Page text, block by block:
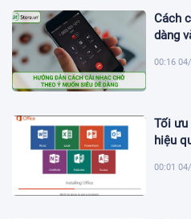
Cách
dàng
00:16
Tối ưu
hiệu
00:01